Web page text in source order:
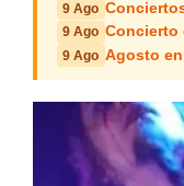
9 Ago
9 Ago Concierto
9 Ago Agosto